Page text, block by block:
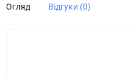
Огляд Відгуки (0)